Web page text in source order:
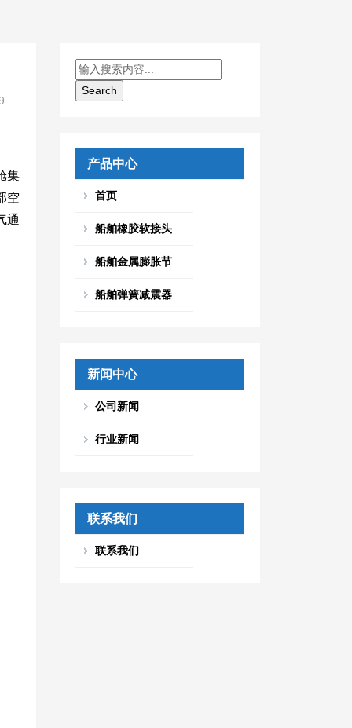
集
空
通
产品中心
首页
船舶橡胶软接头
船舶金属膨胀节
船舶弹簧减震器
新闻中心
公司新闻
行业新闻
联系我们
联系我们